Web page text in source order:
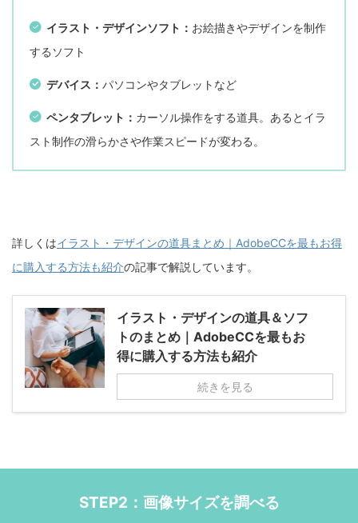
イラスト・デザインソフト： お絵描きやデザインを制作
するソフト
デバイス： パソコンやタブレットなど
ペンタブレット： カーソル操作をする道具。あるとイラ
スト制作の滑らかさや作業スピードが変わる。
詳しくはイラスト・デザインの道具まとめ｜AdobeCCを最もお得
に購入する方法も紹介の記事で解説しています。
イラスト・デザインの道具＆ソフ
トのまとめ｜AdobeCCを最もお
得に購入する方法も紹介
続きを見る
STEP2：画像サイズを調べる